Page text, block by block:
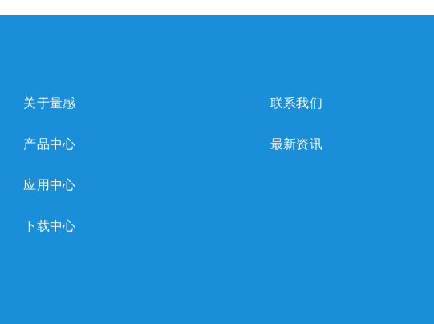
关于量感
产品中心
应用中心
下载中心
联系我们
最新资讯